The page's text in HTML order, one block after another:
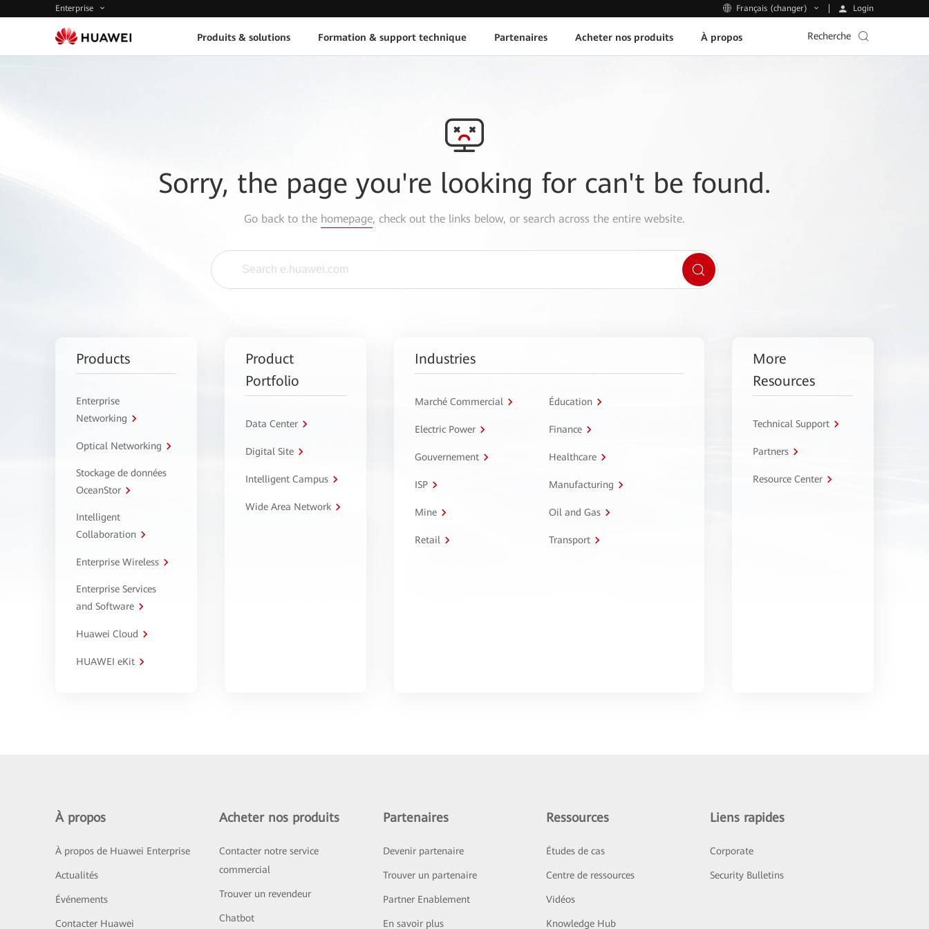
Enterprise Français (changer) Login
Produits & solutions Formation & support technique Partenaires Acheter nos produits À propos Recherche
Sorry, the page you're looking for can't be found.
Go back to the homepage, check out the links below, or search across the entire website.
Products
Enterprise
Networking
Optical Networking
Stockage de données
OceanStor
Intelligent
Collaboration
Enterprise Wireless
Enterprise Services
and Software
Huawei Cloud
HUAWEI eKit
Product
Portfolio
Data Center
Digital Site
Intelligent Campus
Wide Area Network
Industries
Marché Commercial Éducation
Electric Power Finance
Gouvernement Healthcare
ISP Manufacturing
Mine Oil and Gas
Retail Transport
More
Resources
Technical Support
Partners
Resource Center
À propos
À propos de Huawei Enterprise
Actualités
Événements
Contacter Huawei
Acheter nos produits
Contacter notre service
commercial
Trouver un revendeur
Chatbot
Partenaires
Devenir partenaire
Trouver un partenaire
Partner Enablement
En savoir plus
Ressources
Études de cas
Centre de ressources
Vidéos
Knowledge Hub
Liens rapides
Corporate
Security Bulletins